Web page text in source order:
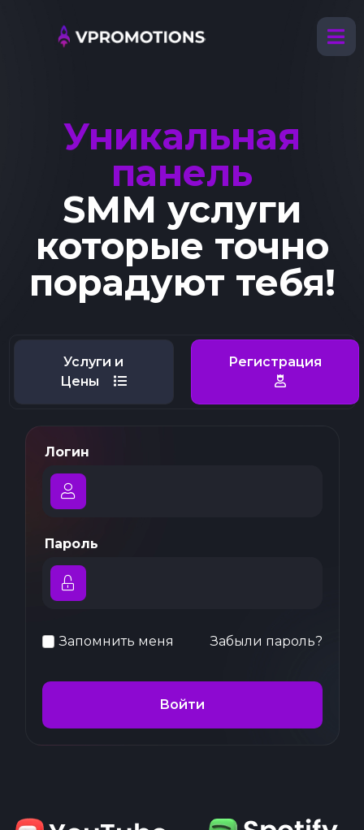
Уникальная
панель
SMM услуги
которые точно
порадуют тебя!
Услуги и
Цены
Регистрация
Логин
Пароль
Запомнить меня Забыли пароль?
Войти